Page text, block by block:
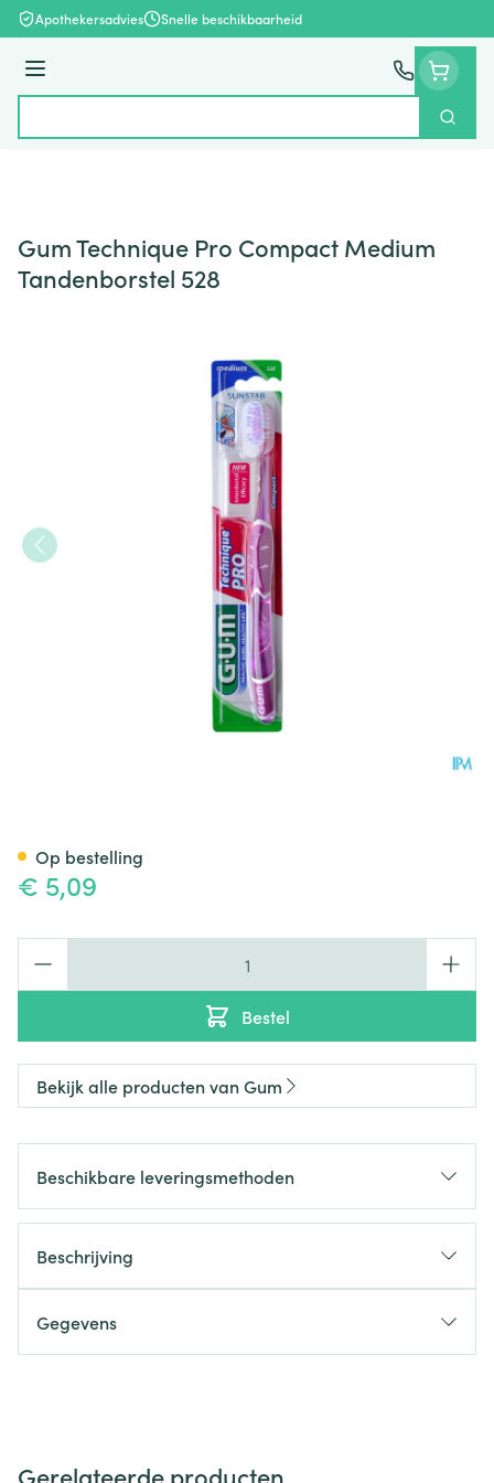
Ga naar de inhoud
Apothekersadvies Snelle beschikbaarheid
Menu
Zoek
Gum Technique Pro Compact Medium
Tandenborstel 528
€ 5,09
Bestel
Op bestelling
Bekijk alle producten van Gum
Beschikbare leveringsmethoden
Beschrijving
Gegevens
Gerelateerde producten